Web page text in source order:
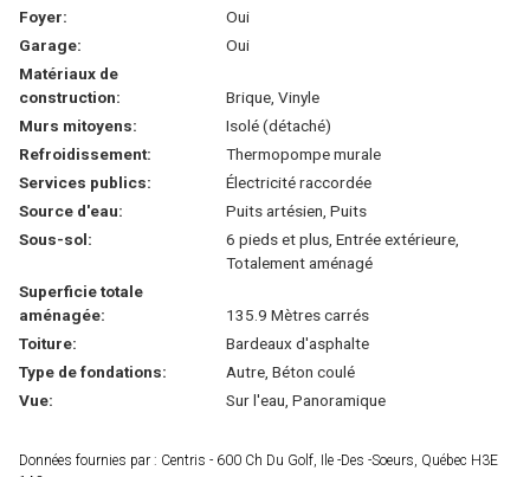
Foyer:
Oui
Garage:
Oui
Matériaux de
construction:
Brique, Vinyle
Murs mitoyens:
Isolé (détaché)
Refroidissement:
Thermopompe murale
Services publics:
Électricité raccordée
Source d'eau:
Puits artésien, Puits
Sous-sol:
6 pieds et plus, Entrée extérieure,
Totalement aménagé
Superficie totale
aménagée:
135.9 Mètres carrés
Toiture:
Bardeaux d'asphalte
Type de fondations:
Autre, Béton coulé
Vue:
Sur l'eau, Panoramique
Données fournies par : Centris - 600 Ch Du Golf, Ile -Des -Soeurs, Québec H3E